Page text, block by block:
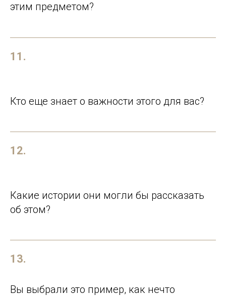
этим предметом?
11.
Кто еще знает о важности этого для вас?
12.
Какие истории они могли бы рассказать
об этом?
13.
Вы выбрали это пример, как нечто